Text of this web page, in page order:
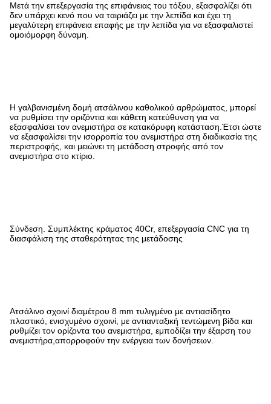
Μετά την επεξεργασία της επιφάνειας του τόξου, εξασφαλίζει ότι
δεν υπάρχει κενό που να ταιριάζει με την λεπίδα και έχει τη
μεγαλύτερη επιφάνεια επαφής με την λεπίδα για να εξασφαλιστεί
ομοιόμορφη δύναμη.
Η γαλβανισμένη δομή ατσάλινου καθολικού αρθρώματος, μπορεί
να ρυθμίσει την οριζόντια και κάθετη κατεύθυνση για να
εξασφαλίσει τον ανεμιστήρα σε κατακόρυφη κατάσταση.Έτσι ώστε
να εξασφαλίσει την ισορροπία του ανεμιστήρα στη διαδικασία της
περιστροφής, και μειώνει τη μετάδοση στροφής από τον
ανεμιστήρα στο κτίριο.
Σύνδεση. Συμπλέκτης κράματος 40Cr, επεξεργασία CNC για τη
διασφάλιση της σταθερότητας της μετάδοσης
Ατσάλινο σχοινί διαμέτρου 8 mm τυλιγμένο με αντιασίδητο
πλαστικό, ενισχυμένο σχοινί, με αντιανταξική τεντώμενη βίδα και
ρυθμίζει τον ορίζοντα του ανεμιστήρα, εμποδίζει την έξαρση του
ανεμιστήρα,απορροφούν την ενέργεια των δονήσεων.